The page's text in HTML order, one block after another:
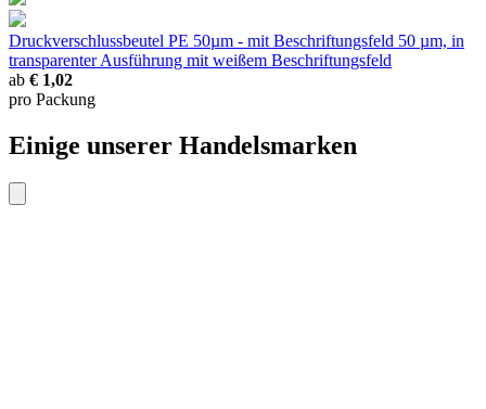
Druckverschlussbeutel PE 50µm - mit Beschriftungsfeld 50 µm, in
transparenter Ausführung mit weißem Beschriftungsfeld
ab € 1,02
pro Packung
Einige unserer Handelsmarken